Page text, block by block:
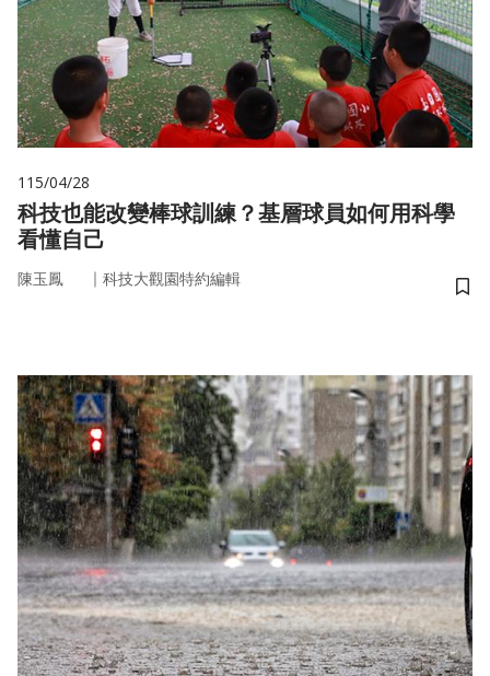
115/04/28
科技也能改變棒球訓練？基層球員如何用科學
看懂自己
陳玉鳳 ｜ 科技大觀園特約編輯
儲